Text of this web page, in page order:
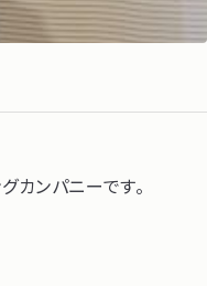
カンパニーです。